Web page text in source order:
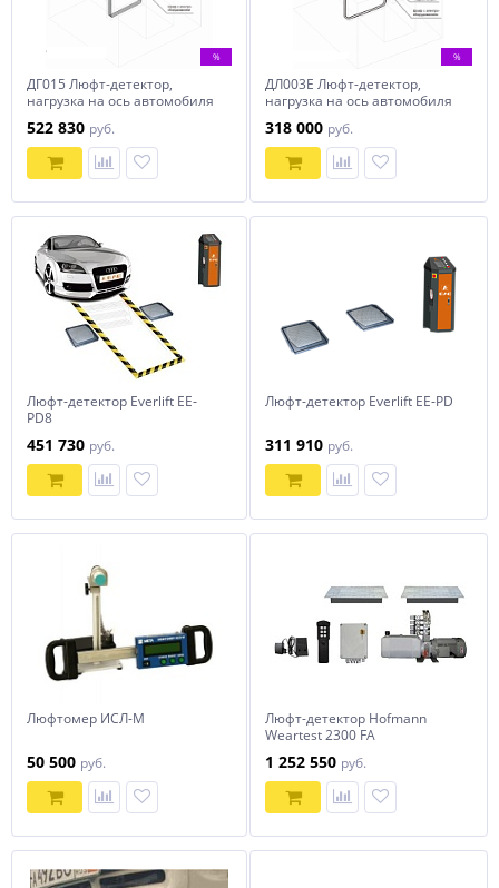
%
ДГ015 Люфт-детектор,
нагрузка на ось автомобиля
522 830 руб.
%
ДЛ003Е Люфт-детектор,
нагрузка на ось автомобиля
318 000 руб.
Люфт-детектор Everlift EE‐
PD8
451 730 руб.
Люфт-детектор Everlift EE‐PD
311 910 руб.
Люфтомер ИСЛ-М
50 500 руб.
Люфт-детектор Hofmann
Weartest 2300 FA
1 252 550 руб.